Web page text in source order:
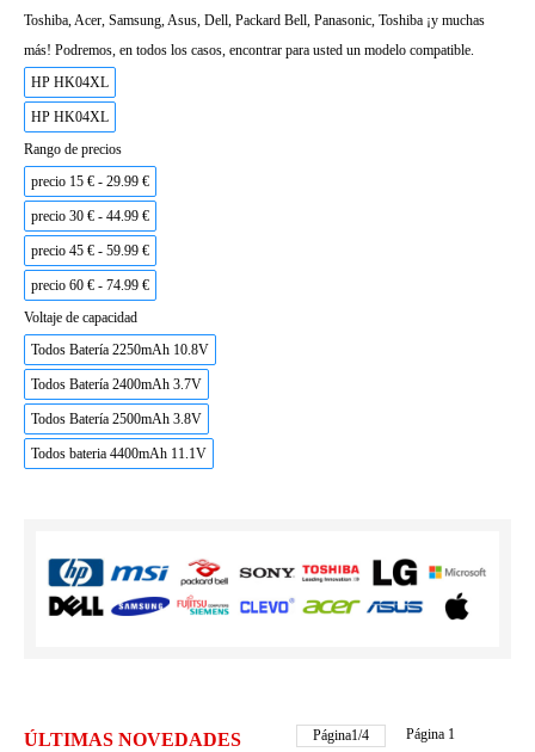
Toshiba, Acer, Samsung, Asus, Dell, Packard Bell, Panasonic, Toshiba ¡y muchas
más! Podremos, en todos los casos, encontrar para usted un modelo compatible.
HP HK04XL
HP HK04XL
Rango de precios
precio 15 € - 29.99 €
precio 30 € - 44.99 €
precio 45 € - 59.99 €
precio 60 € - 74.99 €
Voltaje de capacidad
Todos Batería 2250mAh 10.8V
Todos Batería 2400mAh 3.7V
Todos Batería 2500mAh 3.8V
Todos bateria 4400mAh 11.1V
ÚLTIMAS NOVEDADES Página2/4 Página 1